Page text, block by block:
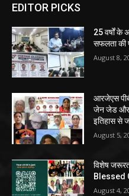
EDITOR PICKS
25 वर्षों के
सफलता की
August 8,
आरजेएस
जेन जेड और
इतिहास से
August 5,
विशेष
Blessed
August 4,